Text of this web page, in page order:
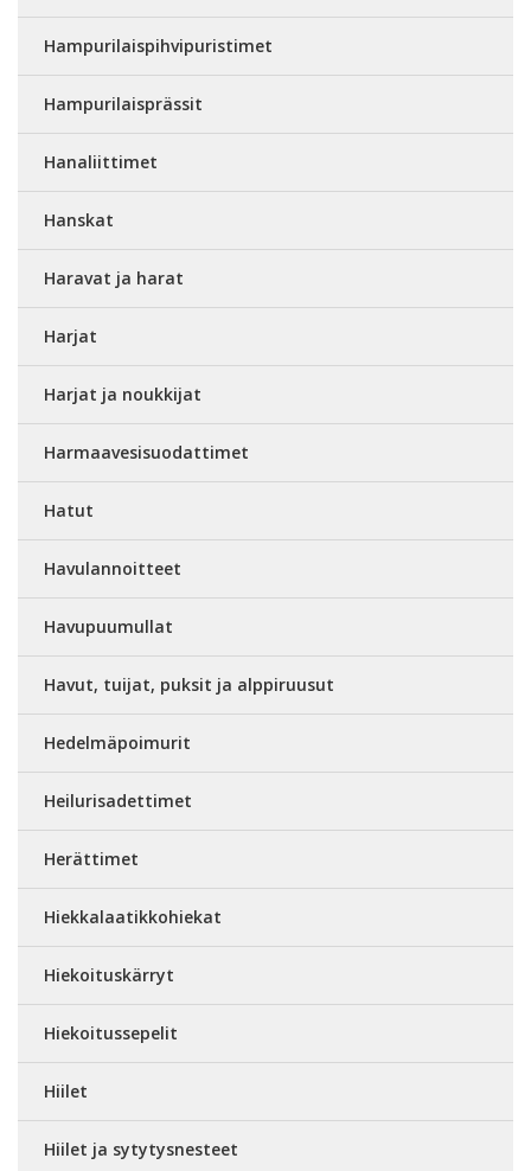
Hampurilaispihvipuristimet
Hampurilaisprässit
Hanaliittimet
Hanskat
Haravat ja harat
Harjat
Harjat ja noukkijat
Harmaavesisuodattimet
Hatut
Havulannoitteet
Havupuumullat
Havut, tuijat, puksit ja alppiruusut
Hedelmäpoimurit
Heilurisadettimet
Herättimet
Hiekkalaatikkohiekat
Hiekoituskärryt
Hiekoitussepelit
Hiilet
Hiilet ja sytytysnesteet